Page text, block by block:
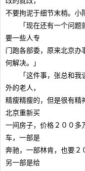
不要拘泥于细节末梢。小
「现在还有一个问题就
要一些人专
门跑各部委，原来北京办
何解决。」
「这件事，张总和我谈
外的老人，
精瘦精瘦的，但是很有精
北京重新买
一间房子，价格２００多
车，一部是
奔驰，一部林肯，也要２
另一部是给